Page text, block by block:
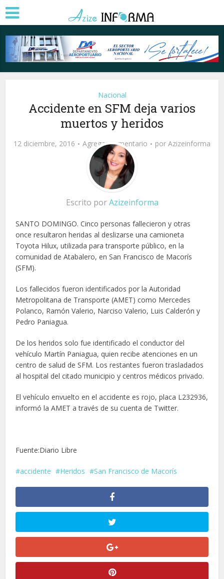
Nacional
Accidente en SFM deja varios
muertos y heridos
12 diciembre, 2016 Agregar comentario por Azizeinforma
Escrito porAzizeinforma
SANTO DOMINGO. Cinco personas fallecieron y otras
once resultaron heridas al deslizarse una camioneta
Toyota Hilux, utilizada para transporte público, en la
comunidad de Atabalero, en San Francisco de Macorís
(SFM).
Los fallecidos fueron identificados por la Autoridad
Metropolitana de Transporte (AMET) como Mercedes
Polanco, Ramón Valerio, Narciso Valerio, Luis Calderón y
Pedro Paniagua.
De los heridos solo fue identificado el conductor del
vehículo Martín Paniagua, quien recibe atenciones en un
centro de salud de SFM. Los restantes fueron trasladados
al hospital del citado municipio y centros médicos privado.
El vehículo envuelto en el accidente es rojo, placa L232936,
informó la AMET a través de su cuenta de Twitter.
Fuente:Diario Libre
accidente Heridos San Francisco de Macorís